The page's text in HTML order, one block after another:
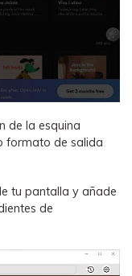
de la esquina
formato de salida
tu pantalla y añade
de